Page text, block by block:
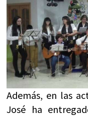
Además, en las
José ha